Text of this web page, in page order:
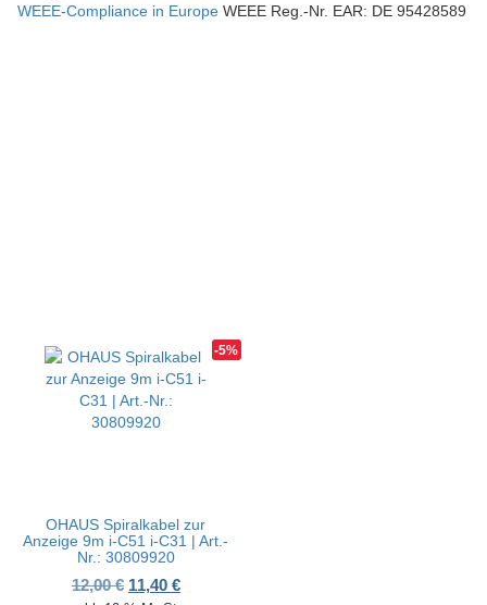
WEEE-Compliance in Europe WEEE Reg.-Nr. EAR: DE 95428589
-5%
OHAUS Spiralkabel zur
Anzeige 9m i-C51 i-C31 | Art.-
Nr.: 30809920
12,00€ Ursprünglicher Preis war: 12,00 €
11,40 €Aktueller Preis ist: 11,40 €.